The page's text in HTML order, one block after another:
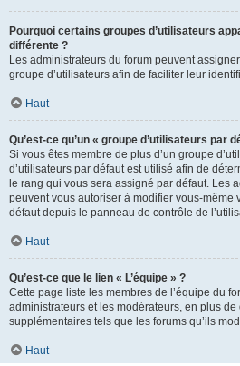
Pourquoi certains groupes d’utilisateurs
différente ?
Les administrateurs du forum peuvent
groupe d’utilisateurs afin de faciliter leur
Haut
Qu’est-ce qu’un « groupe d’utilisateurs par
Si vous êtes membre de plus d’un groupe
d’utilisateurs par défaut est utilisé afin de
le rang qui vous sera assigné par défaut. Les
peuvent vous autoriser à modifier vous-même
défaut depuis le panneau de contrôle de
Haut
Qu’est-ce que le lien « L’équipe » ?
Cette page liste les membres de l’équipe du
administrateurs et les modérateurs, en plus
supplémentaires tels que les forums qu’ils
Haut